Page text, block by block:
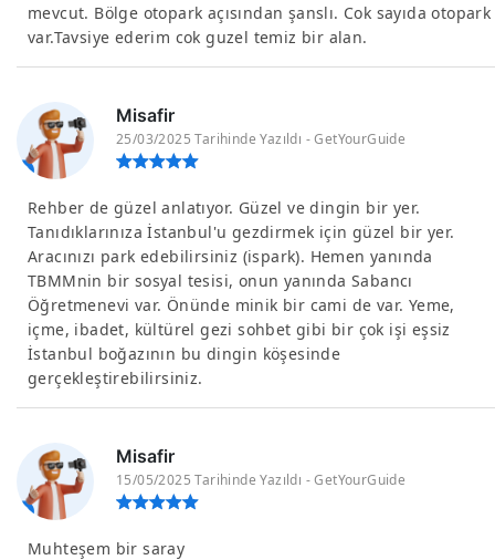
mevcut. Bölge otopark açısından şanslı. Cok sayıda otopark
var.Tavsiye ederim cok guzel temiz bir alan.
Misafir
25/03/2025 Tarihinde Yazıldı - GetYourGuide
Rehber de güzel anlatıyor. Güzel ve dingin bir yer.
Tanıdıklarınıza İstanbul'u gezdirmek için güzel bir yer.
Aracınızı park edebilirsiniz (ispark). Hemen yanında
TBMMnin bir sosyal tesisi, onun yanında Sabancı
Öğretmenevi var. Önünde minik bir cami de var. Yeme,
içme, ibadet, kültürel gezi sohbet gibi bir çok işi eşsiz
İstanbul boğazının bu dingin köşesinde
gerçekleştirebilirsiniz.
Misafir
15/05/2025 Tarihinde Yazıldı - GetYourGuide
Muhteşem bir saray